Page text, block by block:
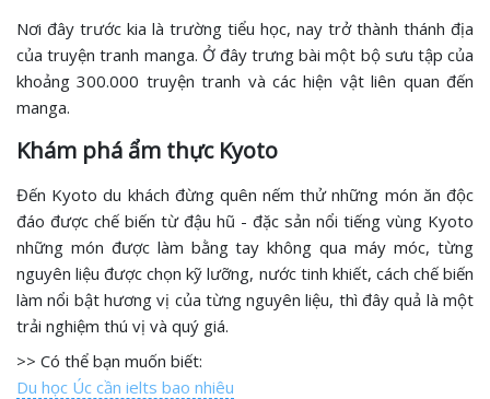
Nơi đây trước kia là trường tiểu học, nay trở thành thánh địa
của truyện tranh manga. Ở đây trưng bài một bộ sưu tập của
khoảng 300.000 truyện tranh và các hiện vật liên quan đến
manga.
Khám phá ẩm thực Kyoto
Đến Kyoto du khách đừng quên nếm thử những món ăn độc
đáo được chế biến từ đậu hũ - đặc sản nổi tiếng vùng Kyoto
những món được làm bằng tay không qua máy móc, từng
nguyên liệu được chọn kỹ lưỡng, nước tinh khiết, cách chế biến
làm nổi bật hương vị của từng nguyên liệu, thì đây quả là một
trải nghiệm thú vị và quý giá.
>> Có thể bạn muốn biết:
Du học Úc cần ielts bao nhiêu